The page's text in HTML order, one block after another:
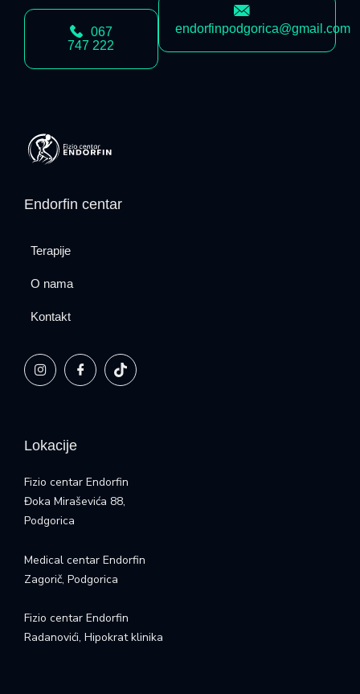
067
747 222
endorfinpodgorica@gmail.com
Endorfin centar
Terapije
O nama
Kontakt
Lokacije
Fizio centar Endorfin
Đoka Miraševića 88,
Podgorica
Medical centar Endorfin
Zagorič, Podgorica
Fizio centar Endorfin
Radanovići, Hipokrat klinika